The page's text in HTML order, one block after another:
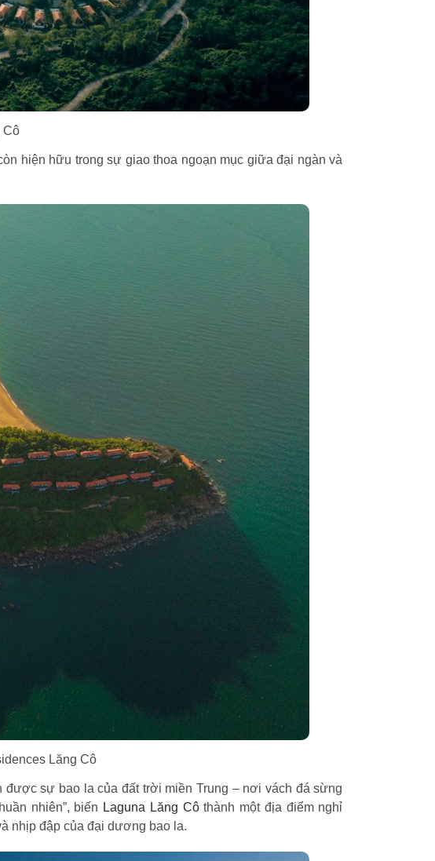
Cô
hiện hữu trong sự giao thoa ngoạn mục giữa đại ngàn và
Lăng Cô
được sự bao la của đất trời miền Trung – nơi vách đá sừng
nhiên”, biến Laguna Lăng Côthành một địa điểm nghỉ
nhịp đập của đại dương bao la.